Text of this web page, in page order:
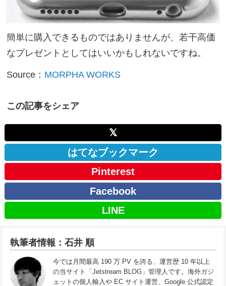
簡単に購入できるものではありませんが、若干高価
なプレゼントとしてはいいかもしれないですね。
Source： MORPHA WORKS
この記事をシェア
𝕏
はてなブックマーク
Pinterest
Facebook
LINE
執筆者情報：石井 順
今では月間最高 190 万 PV を誇る、運営歴 10 年以上
の当サイト「Jetstream BLOG」管理人です。海外ガジ
ェットの個人輸入や EC サイト運営、Google 公式認定